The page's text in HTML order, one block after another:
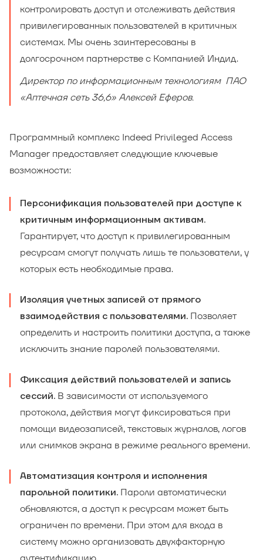
контролировать доступ и отслеживать действия
привилегированных пользователей в критичных
системах. Мы очень заинтересованы в
долгосрочном партнерстве с Компанией Индид.
Директор по информационным технологиям ПАО
«Аптечная сеть 36,6» Алексей Еферов.
Программный комплекс Indeed Privileged Access
Manager предоставляет следующие ключевые
возможности:
Персонификация пользователей при доступе к
критичным информационным активам.
Гарантирует, что доступ к привилегированным
ресурсам смогут получать лишь те пользователи, у
которых есть необходимые права.
Изоляция учетных записей от прямого
взаимодействия с пользователями. Позволяет
определить и настроить политики доступа, а также
исключить знание паролей пользователями.
Фиксация действий пользователей и запись
сессий. В зависимости от используемого
протокола, действия могут фиксироваться при
помощи видеозаписей, текстовых журналов, логов
или снимков экрана в режиме реального времени.
Автоматизация контроля и исполнения
парольной политики. Пароли автоматически
обновляются, а доступ к ресурсам может быть
ограничен по времени. При этом для входа в
систему можно организовать двухфакторную